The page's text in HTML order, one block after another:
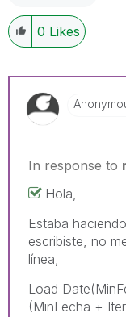
0 Likes
In response to
Hola,
Estaba
escribiste, no
línea,
Load
(MinFecha +